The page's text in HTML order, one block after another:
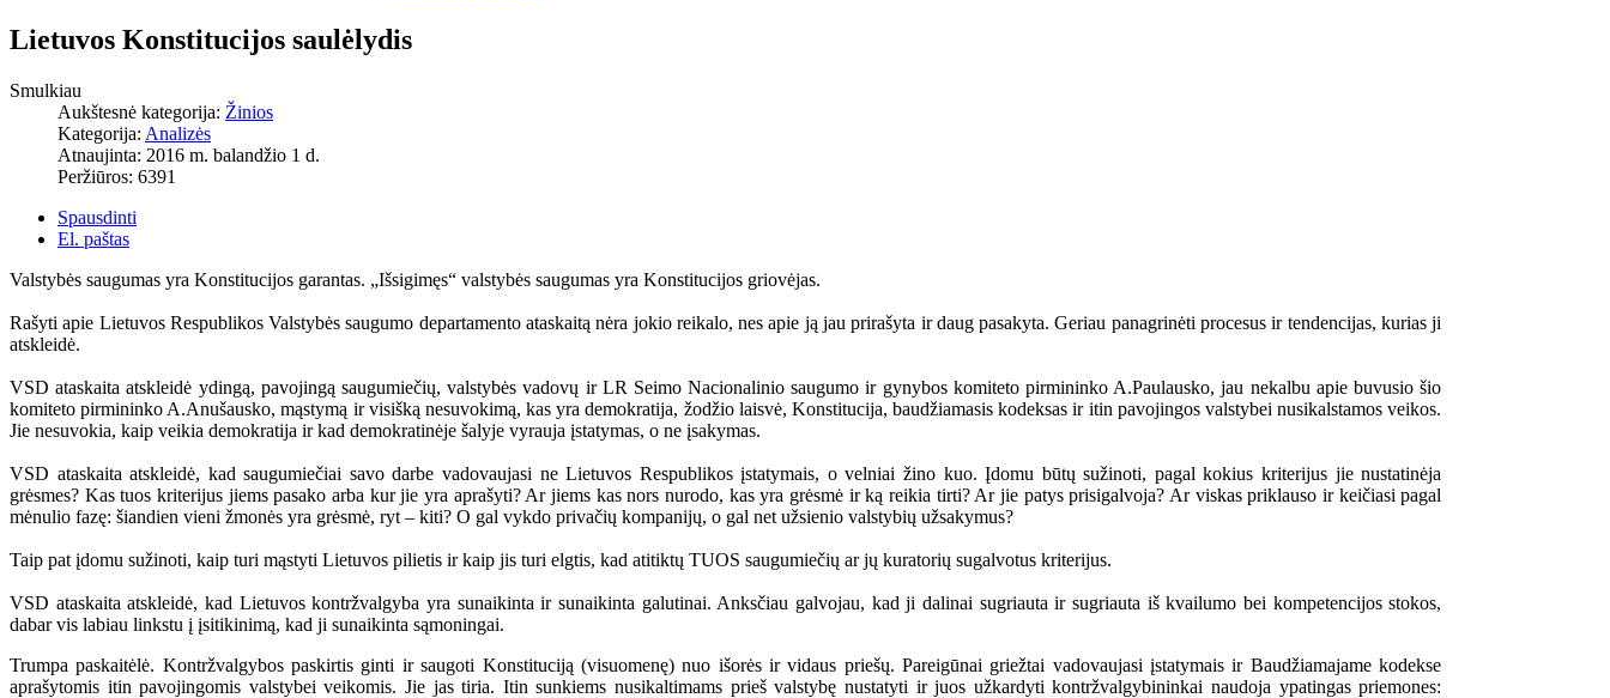
Lietuvos Konstitucijos saulėlydis
Smulkiau
Aukštesnė kategorija: Žinios
Kategorija: Analizės
Atnaujinta: 2016 m. balandžio 1 d.
Peržiūros: 6391
Spausdinti
El. paštas
Valstybės saugumas yra Konstitucijos garantas. „Išsigimęs“ valstybės saugumas yra Konstitucijos griovėjas.
Rašyti apie Lietuvos Respublikos Valstybės saugumo departamento ataskaitą nėra jokio reikalo, nes apie ją jau prirašyta ir daug pasakyta. Geriau panagrinėti procesus ir tendencijas, kurias ji
atskleidė.
VSD ataskaita atskleidė ydingą, pavojingą saugumiečių, valstybės vadovų ir LR Seimo Nacionalinio saugumo ir gynybos komiteto pirmininko A.Paulausko, jau nekalbu apie buvusio šio
komiteto pirmininko A.Anušausko, mąstymą ir visišką nesuvokimą, kas yra demokratija, žodžio laisvė, Konstitucija, baudžiamasis kodeksas ir itin pavojingos valstybei nusikalstamos veikos.
Jie nesuvokia, kaip veikia demokratija ir kad demokratinėje šalyje vyrauja įstatymas, o ne įsakymas.
VSD ataskaita atskleidė, kad saugumiečiai savo darbe vadovaujasi ne Lietuvos Respublikos įstatymais, o velniai žino kuo. Įdomu būtų sužinoti, pagal kokius kriterijus jie nustatinėja
grėsmes? Kas tuos kriterijus jiems pasako arba kur jie yra aprašyti? Ar jiems kas nors nurodo, kas yra grėsmė ir ką reikia tirti? Ar jie patys prisigalvoja? Ar viskas priklauso ir keičiasi pagal
mėnulio fazę: šiandien vieni žmonės yra grėsmė, ryt – kiti? O gal vykdo privačių kompanijų, o gal net užsienio valstybių užsakymus?
Taip pat įdomu sužinoti, kaip turi mąstyti Lietuvos pilietis ir kaip jis turi elgtis, kad atitiktų TUOS saugumiečių ar jų kuratorių sugalvotus kriterijus.
VSD ataskaita atskleidė, kad Lietuvos kontržvalgyba yra sunaikinta ir sunaikinta galutinai. Anksčiau galvojau, kad ji dalinai sugriauta ir sugriauta iš kvailumo bei kompetencijos stokos,
dabar vis labiau linkstu į įsitikinimą, kad ji sunaikinta sąmoningai.
Trumpa paskaitėlė. Kontržvalgybos paskirtis ginti ir saugoti Konstituciją (visuomenę) nuo išorės ir vidaus priešų. Pareigūnai griežtai vadovaujasi įstatymais ir Baudžiamajame kodekse
aprašytomis itin pavojingomis valstybei veikomis. Jie jas tiria. Itin sunkiems nusikaltimams prieš valstybę nustatyti ir juos užkardyti kontržvalgybininkai naudoja ypatingas priemones: